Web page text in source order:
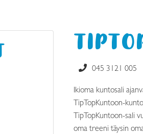
045 3121 005
Ikioma kuntosali
TipTopKuntoon-
TipTopKuntoon-sali
oma treeni täysin